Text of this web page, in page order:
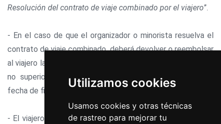
Utilizamos cookies
Usamos cookies y otras técnicas
de rastreo para mejorar tu
Resolución del contrato de viaje combinado por el viajero”.
- En el caso de que el organizador o minorista resuelva el
contrato de viaje combinado, deberá devolver o reembolsar
al viajero las cantidades ya pagas por el mismo, en un plazo
no superior a catorce días naturales a contar desde la
fecha de finalización del viaje combinado.
- El viajero que no se presente a la hora prevista de salida